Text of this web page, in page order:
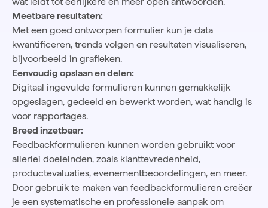
Meetbare resultaten:
Met een goed ontworpen formulier kun je data
kwantificeren, trends volgen en resultaten visualiseren,
bijvoorbeeld in grafieken.
Eenvoudig opslaan en delen:
Digitaal ingevulde formulieren kunnen gemakkelijk
opgeslagen, gedeeld en bewerkt worden, wat handig is
voor rapportages.
Breed inzetbaar:
Feedbackformulieren kunnen worden gebruikt voor
allerlei doeleinden, zoals klanttevredenheid,
productevaluaties, evenementbeoordelingen, en meer.
Door gebruik te maken van feedbackformulieren creëer
je een systematische en professionele aanpak om